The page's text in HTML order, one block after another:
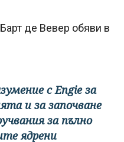
де Вевер обяви в
с Engie за
и за започване
за пълно
ядрени